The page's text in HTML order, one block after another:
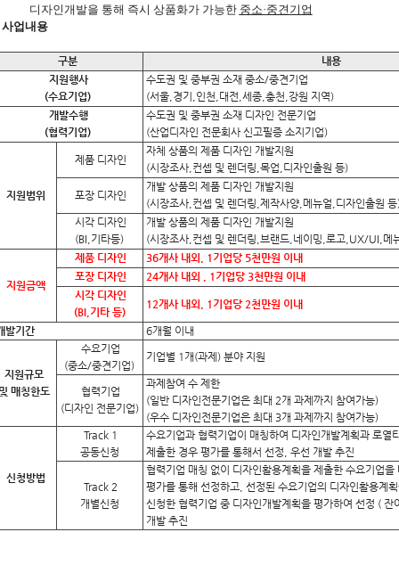
디자인개발을 통해 즉시 상품화가 가능한 중소·중견기업
사업내용
구분
내용
지원행사
(수요기업)
수도권 및 중부권 소재 중소/중견기업
(서울,경기,인천,대전,세종,충천,강원 지역)
개발수행
(협력기업)
수도권 및 중부권 소재 디자인 전문기업
(산업디자인 전문회사 신고필증 소지기업)
지원범위
제품 디자인
자체 상품의 제품 디자인 개발지원
(시장조사,컨셉 및 렌더링,목업,디자인출원 등)
포장 디자인
개발 상품의 제품 디자인 개발지원
(시장조사,컨셉 및 렌더링,제작사양,메뉴얼,디자인출원 등
시각 디자인
(BI,기타등)
개발 상품의 제품 디자인 개발지원
(시장조사,컨셉 및 렌더링,브랜드,네이밍,로고,UX/UI,메
지원금액
제품 디자인
36개사 내외, 1기업당 5천만원 이내
포장 디자인
24개사 내외 , 1기업당 3천만원 이내
시각 디자인
(BI,기타 등)
12개사 내외, 1기업당 2천만원 이내
발기간 6개월 이내
지원규모
매칭한도
수요기업
(중소/중견기업)
기업별 1개(과제) 분야 지원
협력기업
(디자인 전문기업)
과제참여 수 제한
(일반 디자인전문기업은 최대 2개 과제까지 참여가능)
(우수 디자인전문기업은 최대 3개 과제까지 참여가능)
신청방법
Track 1
공동신청
수요기업과 협력기업이 매칭하여 디자인개발계획과 로열
제출한 경우 평가를 통해서 선정, 우선 개발 추진
Track 2
개별신청
협력기업 매칭 없이 디자인활용계획을 제출한 수요기업을
평가를 통해 선정하고, 선정된 수요기업의 디자인활용계
신청한 협력기업 중 디자인개발계획을 평가하여 선정 ( 잔
개발 추진